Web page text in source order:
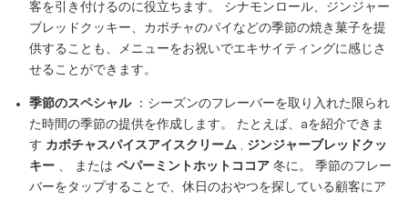
客を引き付けるのに役立ちます。 シナモンロール、ジンジャー
ブレッドクッキー、カボチャのパイなどの季節の焼き菓子を提
供することも、メニューをお祝いでエキサイティングに感じさ
せることができます。
季節のスペシャル
：シーズンのフレーバーを取り入れた限られ
た時間の季節の提供を作成します。 たとえば、aを紹介できま
す カボチャスパイスアイスクリーム , ジンジャーブレッドクッ
キー 、 または ペパーミントホットココア 冬に。 季節のフレー
バーをタップすることで、休日のおやつを探している顧客にア